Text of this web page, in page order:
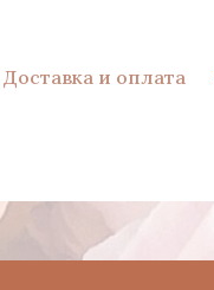
Доставка и оплата